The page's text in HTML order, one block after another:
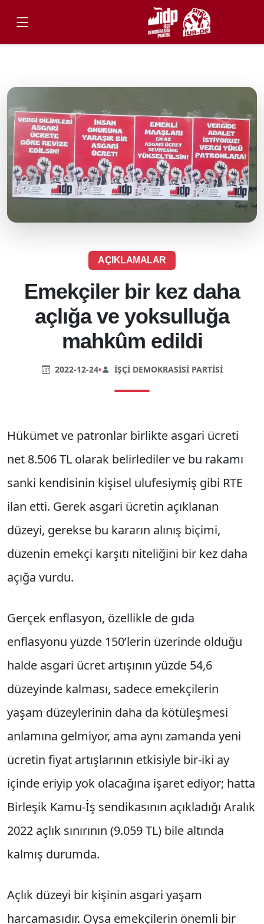
AÇIKLAMALAR
Emekçiler bir kez daha
açlığa ve yoksulluğa
mahkûm edildi
2022-12-24• İŞÇI DEMOKRASISI PARTISI
Hükümet ve patronlar birlikte asgari ücreti
net 8.506 TL olarak belirlediler ve bu rakamı
sanki kendisinin kişisel ulufesiymiş gibi RTE
ilan etti. Gerek asgari ücretin açıklanan
düzeyi, gerekse bu kararın alınış biçimi,
düzenin emekçi karşıtı niteliğini bir kez daha
açığa vurdu.
Gerçek enflasyon, özellikle de gıda
enflasyonu yüzde 150’lerin üzerinde olduğu
halde asgari ücret artışının yüzde 54,6
düzeyinde kalması, sadece emekçilerin
yaşam düzeylerinin daha da kötüleşmesi
anlamına gelmiyor, ama aynı zamanda yeni
ücretin fiyat artışlarının etkisiyle bir-iki ay
içinde eriyip yok olacağına işaret ediyor; hatta
Birleşik Kamu-İş sendikasının açıkladığı Aralık
2022 açlık sınırının (9.059 TL) bile altında
kalmış durumda.
Açlık düzeyi bir kişinin asgari yaşam
harcamasıdır. Oysa emekçilerin önemli bir